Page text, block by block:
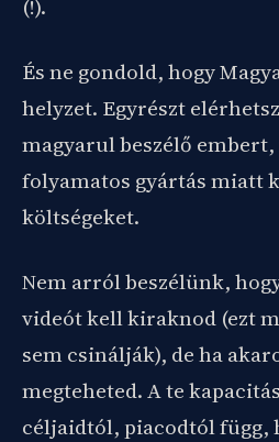
(!).
És ne gondold, hogy
helyzet. Egyrészt
magyarul beszélő embert,
folyamatos gyártás miatt
költségeket.
Nem arról beszélünk,
videót kell kiraknod (ezt
sem csinálják), de ha
megteheted. A te
céljaidtól, piacodtól függ,